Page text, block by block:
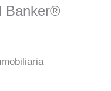
Banker®